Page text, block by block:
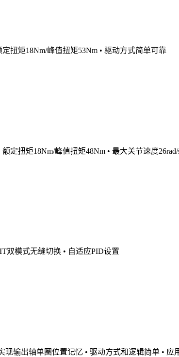
扭矩18Nm/峰值扭矩53Nm • 驱动方式简单可靠
定扭矩18Nm/峰值扭矩48Nm • 最大关节速度26rad/
双模式无缝切换 • 自适应PID设置
现输出轴单圈位置记忆 • 驱动方式和逻辑简单 •